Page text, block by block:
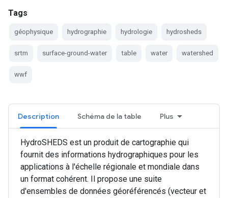
Tags
géophysique hydrographie hydrologie hydrosheds
srtm surface-ground-water table water watershed
wwf
Description Schéma de la table Plus
HydroSHEDS est un produit de cartographie qui
fournit des informations hydrographiques pour les
applications à l'échelle régionale et mondiale dans
un format cohérent. Il propose une suite
d'ensembles de données géoréférencés (vecteur et